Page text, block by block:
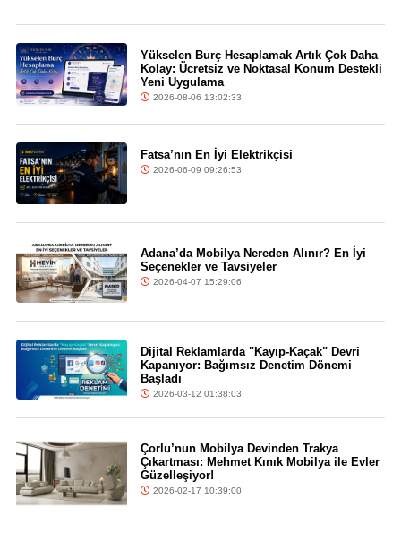
Yükselen Burç Hesaplamak Artık Çok Daha
Kolay: Ücretsiz ve Noktasal Konum Destekli
Yeni Uygulama
2026-08-06 13:02:33
Fatsa’nın En İyi Elektrikçisi
2026-06-09 09:26:53
Adana’da Mobilya Nereden Alınır? En İyi
Seçenekler ve Tavsiyeler
2026-04-07 15:29:06
Dijital Reklamlarda "Kayıp-Kaçak" Devri
Kapanıyor: Bağımsız Denetim Dönemi
Başladı
2026-03-12 01:38:03
Çorlu’nun Mobilya Devinden Trakya
Çıkartması: Mehmet Kınık Mobilya ile Evler
Güzelleşiyor!
2026-02-17 10:39:00